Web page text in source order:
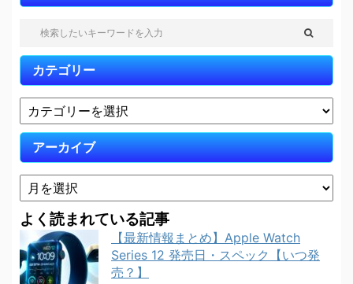
カテゴリー
アーカイブ
よく読まれている記事
【最新情報まとめ】Apple Watch
Series 12 発売日・スペック【いつ発
売？】